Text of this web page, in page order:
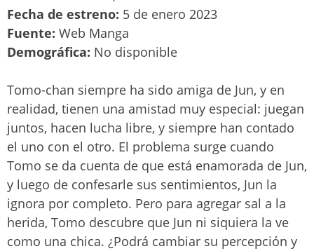
Fecha de estreno: 5 de enero 2023
Fuente: Web Manga
Demográfica: No disponible
Tomo-chan siempre ha sido amiga de Jun, y en
realidad, tienen una amistad muy especial: juegan
juntos, hacen lucha libre, y siempre han contado
el uno con el otro. El problema surge cuando
Tomo se da cuenta de que está enamorada de Jun,
y luego de confesarle sus sentimientos, Jun la
ignora por completo. Pero para agregar sal a la
herida, Tomo descubre que Jun ni siquiera la ve
como una chica. ¿Podrá cambiar su percepción y